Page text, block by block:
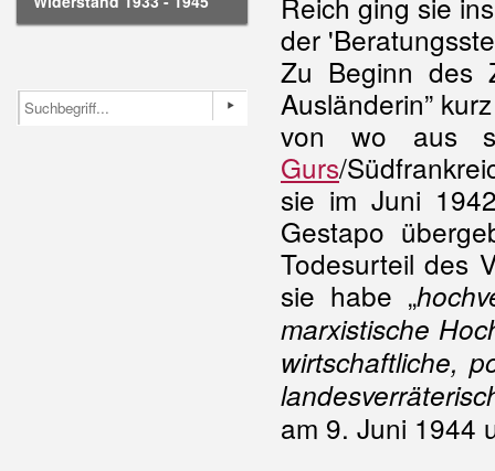
der
Zu Beginn des
Ausländerin”
von wo aus
Gurs/
sie im Juni
Gestapo
Todesurteil des
sie habe „
marxistische
wirtschaftliche,
am 9. Juni 1944